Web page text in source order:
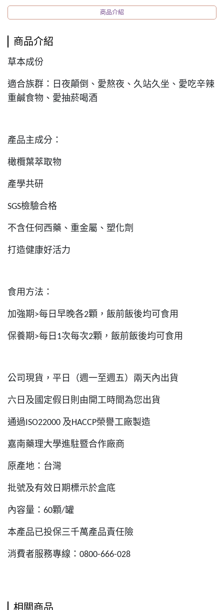
商品介紹
商品介紹
草本成份
適合族群：日夜顛倒、愛熬夜、久站久坐、愛吃辛辣
重鹹食物、愛抽菸喝酒
產品主成分：
橄欖葉萃取物
產學共研
SGS檢驗合格
不含任何西藥、重金屬、塑化劑
打造健康好活力
食用方法：
加強期>每日早晚各2顆，飯前飯後均可食用
保養期>每日 1次每次2顆，飯前飯後均可食用
公司現貨，平日（週一至週五）兩天內出貨
六日及國定假日則由開工時間為您出貨
通過ISO22000 及HACCP榮譽工廠製造
嘉南藥理大學進駐暨合作廠商
原產地：台灣
批號及有效日期標示於盒底
內容量： 60顆/罐
本產品已投保三千萬產品責任險
消費者服務專線： 0800-666-028
相關商品